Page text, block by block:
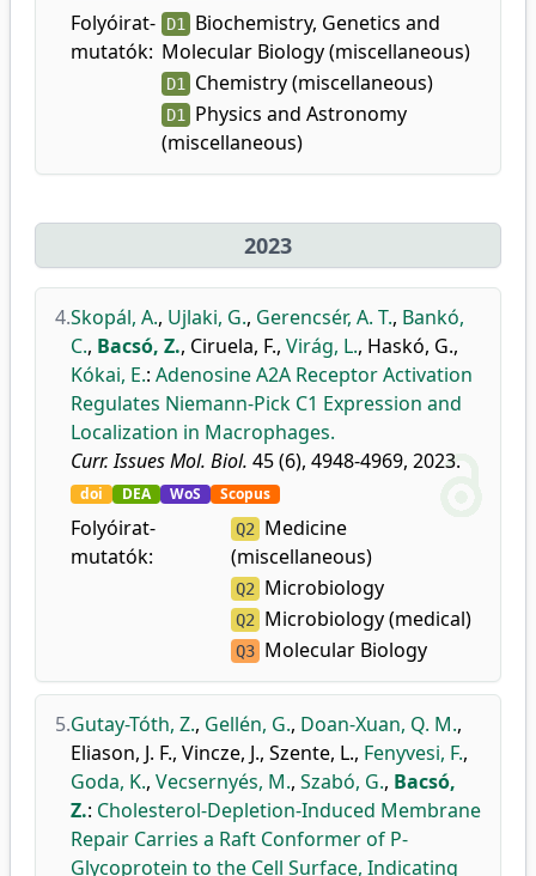
Folyóirat-
mutatók:
D1 Biochemistry, Genetics and
Molecular Biology (miscellaneous)
D1 Chemistry (miscellaneous)
D1 Physics and Astronomy
(miscellaneous)
2023
4.Skopál, A., Ujlaki, G., Gerencsér, A. T., Bankó,
C., Bacsó, Z., Ciruela, F., Virág, L., Haskó, G.,
Kókai, E.: Adenosine A2A Receptor Activation
Regulates Niemann-Pick C1 Expression and
Localization in Macrophages.
Curr. Issues Mol. Biol. 45 (6), 4948-4969, 2023.
doi DEA WoS Scopus
Folyóirat-
mutatók:
Q2 Medicine
(miscellaneous)
Q2 Microbiology
Q2 Microbiology (medical)
Q3 Molecular Biology
5.Gutay-Tóth, Z., Gellén, G., Doan-Xuan, Q. M.,
Eliason, J. F., Vincze, J., Szente, L., Fenyvesi, F.,
Goda, K., Vecsernyés, M., Szabó, G., Bacsó,
Z.: Cholesterol-Depletion-Induced Membrane
Repair Carries a Raft Conformer of P-
Glycoprotein to the Cell Surface, Indicating